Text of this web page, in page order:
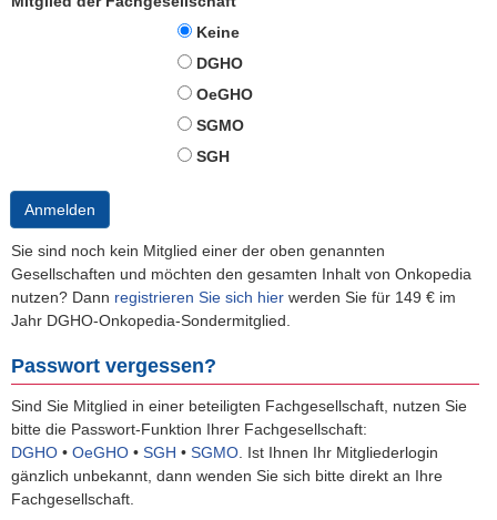
Keine
DGHO
OeGHO
SGMO
SGH
Anmelden
Sie sind noch kein Mitglied einer der oben genannten
Gesellschaften und möchten den gesamten Inhalt von Onkopedia
nutzen? Dann registrieren Sie sich hier werden Sie für 149 € im
Jahr DGHO-Onkopedia-Sondermitglied.
Passwort vergessen?
Sind Sie Mitglied in einer beteiligten Fachgesellschaft, nutzen Sie
bitte die Passwort-Funktion Ihrer Fachgesellschaft:
DGHO • OeGHO • SGH • SGMO Ist Ihnen Ihr Mitgliederlogin
gänzlich unbekannt, dann wenden Sie sich bitte direkt an Ihre
Fachgesellschaft.